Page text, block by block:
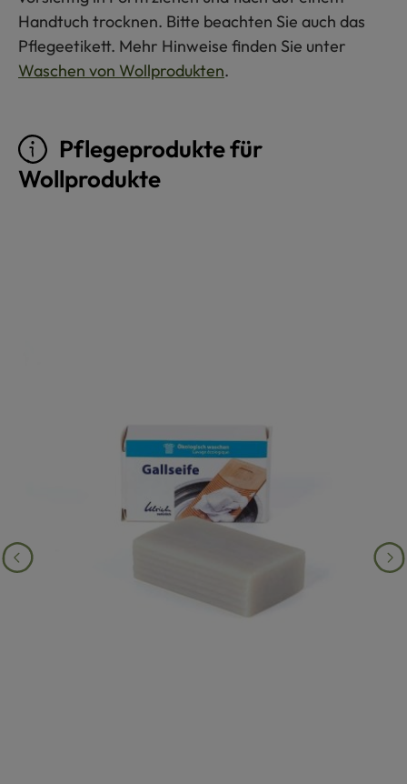
Handtuch trocknen. Bitte beachten Sie auch das
Pflegeetikett. Mehr Hinweise finden Sie unter
Waschen von Wollprodukten.
Pflegeprodukte für
Wollprodukte